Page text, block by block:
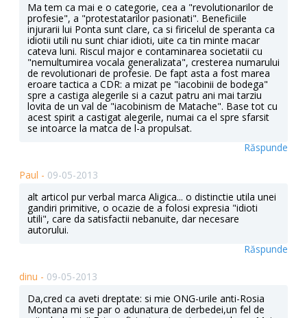
Ma tem ca mai e o categorie, cea a "revolutionarilor de
profesie", a "protestatarilor pasionati". Beneficiile
injurarii lui Ponta sunt clare, ca si firicelul de speranta ca
idiotii utili nu sunt chiar idioti, uite ca tin minte macar
cateva luni. Riscul major e contaminarea societatii cu
"nemultumirea vocala generalizata", cresterea numarului
de revolutionari de profesie. De fapt asta a fost marea
eroare tactica a CDR: a mizat pe "iacobinii de bodega"
spre a castiga alegerile si a cazut patru ani mai tarziu
lovita de un val de "iacobinism de Matache". Base tot cu
acest spirit a castigat alegerile, numai ca el spre sfarsit
se intoarce la matca de l-a propulsat.
Răspunde
Paul - 09-05-2013
alt articol pur verbal marca Aligica... o distinctie utila unei
gandiri primitive, o ocazie de a folosi expresia "idioti
utili", care da satisfactii nebanuite, dar necesare
autorului.
Răspunde
dinu - 09-05-2013
Da,cred ca aveti dreptate: si mie ONG-urile anti-Rosia
Montana mi se par o adunatura de derbedei,un fel de